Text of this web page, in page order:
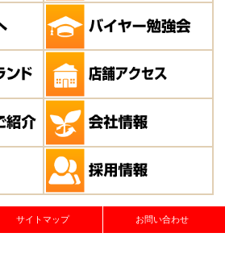
サイトマップ お問い合わせ